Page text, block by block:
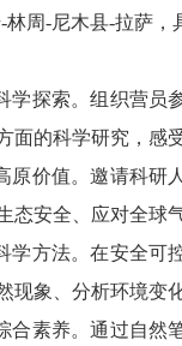
周-尼木县-拉萨，
探索。组织营员参
面的科学研究，感
价值。邀请科研人
态安全、应对全球
方法。在安全可控
现象、分析环境变
素养。通过自然笔